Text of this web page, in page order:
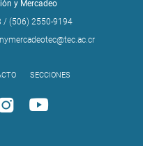
y Mercadeo
/ (506) 2550-9194
SECCIONES